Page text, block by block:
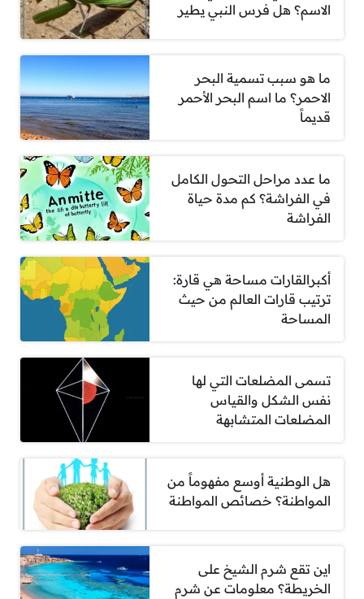
الاسم؟ هل فرس النبي يطير
ما هو سبب تسمية البحر
الاحمر؟ ما اسم البحر الأحمر
قديماً
ما عدد مراحل التحول الكامل
في الفراشة؟ كم مدة حياة
الفراشة
أكبرالقارات مساحة هي قارة:
ترتيب قارات العالم من حيث
المساحة
تسمى المضلعات التي لها
نفس الشكل والقياس
المضلعات المتشابهة
هل الوطنية أوسع مفهوماً من
المواطنة؟ خصائص المواطنة
اين تقع شرم الشيخ على
الخريطة؟ معلومات عن شرم